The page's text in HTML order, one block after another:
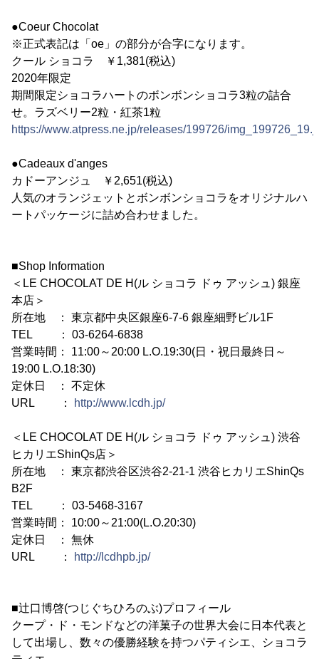
●Coeur Chocolat
※正式表記は「oe」の部分が合字になります。
クール ショコラ ￥1,381(税込)
2020年限定
期間限定ショコラハートのボンボンショコラ3粒の詰合
せ。ラズベリー2粒・紅茶1粒
https://www.atpress.ne.jp/releases/199726/
●Cadeaux d'anges
カドーアンジュ ￥2,651(税込)
人気のオランジェットとボンボンショコラをオリジナルハ
ートパッケージに詰め合わせました。
■Shop Information
＜LE CHOCOLAT DE H(ル ショコラ ドゥ アッシュ) 銀座
本店＞
所在地 ： 東京都中央区銀座6-7-6 銀座細野ビル1F
TEL ： 03-6264-6838
営業時間： 11:00～20:00 L.O.19:30(日・祝日最終日～
19:00 L.O.18:30)
定休日 ： 不定休
URL ：
http://www.lcdh.jp/
＜LE CHOCOLAT DE H(ル ショコラ ドゥ アッシュ) 渋谷
ヒカリエShinQs店＞
所在地 ： 東京都渋谷区渋谷2-21-1 渋谷ヒカリエShinQs
B2F
TEL ： 03-5468-3167
営業時間： 10:00～21:00(L.O.20:30)
定休日 ： 無休
URL ：
http://lcdhpb.jp/
■辻口博啓(つじぐちひろのぶ)プロフィール
クープ・ド・モンドなどの洋菓子の世界大会に日本代表と
して出場し、数々の優勝経験を持つパティシエ、ショコラ